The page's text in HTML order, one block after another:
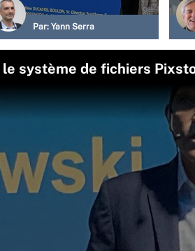
Par: Yann Serra
système de fichiers